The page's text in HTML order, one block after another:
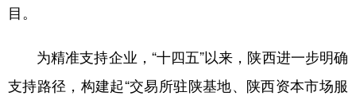
目。
为精准支持企业，“十四五”以来，陕西进一步明确
支持路径，构建起“交易所驻陕基地、陕西资本市场服